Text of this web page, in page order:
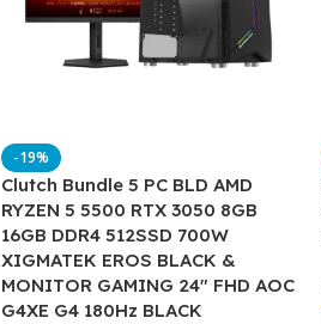
-19%
Clutch Bundle 5 PC BLD AMD
RYZEN 5 5500 RTX 3050 8GB
16GB DDR4 512SSD 700W
XIGMATEK EROS BLACK &
MONITOR GAMING 24″ FHD AOC
G4XE G4 180Hz BLACK